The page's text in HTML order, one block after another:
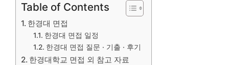
Table of Contents
한경대 면접
한경대 면접 일정
한경대 면접 질문 · 기출 · 후기
한경대학교 면접 외 참고 자료